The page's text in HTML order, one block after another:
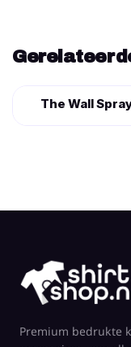
The Wall
Premium bedrukte